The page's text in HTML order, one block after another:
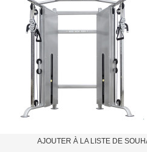
AJOUTER À LA LISTE DE